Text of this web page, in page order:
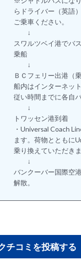
らドライバー（英語
ご乗車ください。
↓
スワルツベイ港でバ
乗船
↓
ＢＣフェリー出港（
船内はインターネッ
従い時間までに各自
↓
トワッセン港到着
・Universal Coach
ます。荷物とともに
乗り換えていただきま
↓
バンクーバー国際空
解散。
チコミを投稿する